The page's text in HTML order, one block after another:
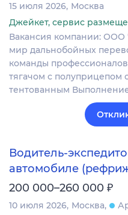
15 июля 2026 Москва
Джейкет, сервис
Вакансия компании:
мир дальнобойных
команды
тягачом с полуприцепом
тентованным
Водитель-
автомобиле
200 000–260 000 ₽
10 июля 2026 Москва